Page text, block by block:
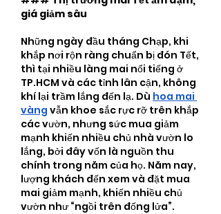
giá giảm sâu
Những ngày đầu tháng Chạp, khi
khắp nơi rộn ràng chuẩn bị đón Tết,
thì tại nhiều làng mai nổi tiếng ở
TP.HCM và các tỉnh lân cận, không
khí lại trầm lắng đến lạ. Dù hoa mai
vàng vẫn khoe sắc rực rỡ trên khắp
các vườn, nhưng sức mua giảm
mạnh khiến nhiều chủ nhà vườn lo
lắng, bởi đây vốn là nguồn thu
chính trong năm của họ. Năm nay,
lượng khách đến xem và đặt mua
mai giảm mạnh, khiến nhiều chủ
vườn như “ngồi trên đống lửa”.